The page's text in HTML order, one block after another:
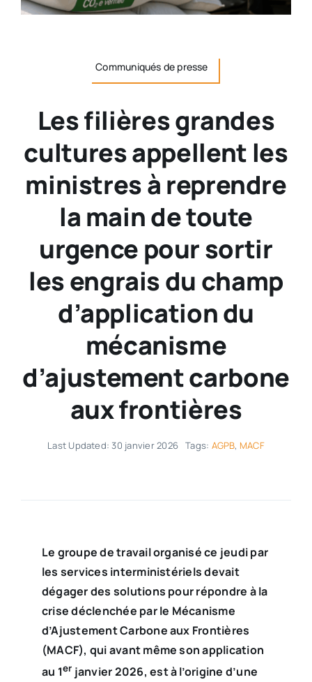
Communiqués de presse
Les filières grandes
cultures appellent les
ministres à reprendre
la main de toute
urgence pour sortir
les engrais du champ
d’application du
mécanisme
d’ajustement carbone
aux frontières
Last Updated: 30 janvier 2026 Tags: AGPB, MACF
Le groupe de travail organisé ce jeudi par
les services interministériels devait
dégager des solutions pour répondre à la
crise déclenchée par le Mécanisme
d’Ajustement Carbone aux Frontières
(MACF), qui avant même son application
au 1er janvier 2026, est à l’origine d’une